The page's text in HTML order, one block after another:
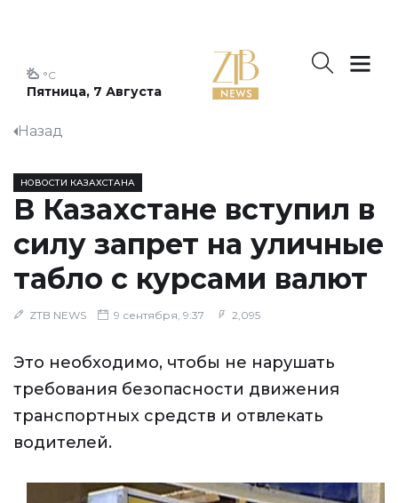
Пятница, 7 Августа
°C
Назад
НОВОСТИ КАЗАХСТАНА
В Казахстане вступил в
силу запрет на уличные
табло с курсами валют
ZTB NEWS 9 сентября, 9:37 2,095
Это необходимо, чтобы не нарушать
требования безопасности движения
транспортных средств и отвлекать
водителей.